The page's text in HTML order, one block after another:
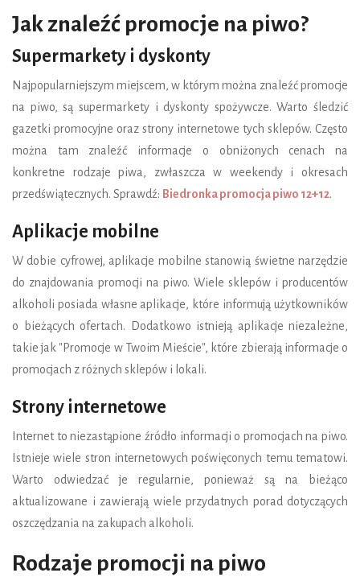
Jak znaleźć promocje na piwo?
Supermarkety i dyskonty
Najpopularniejszym miejscem, w którym można znaleźć promocje
na piwo, są supermarkety i dyskonty spożywcze. Warto śledzić
gazetki promocyjne oraz strony internetowe tych sklepów. Często
można tam znaleźć informacje o obniżonych cenach na
konkretne rodzaje piwa, zwłaszcza w weekendy i okresach
przedświątecznych. Sprawdź: Biedronka promocja piwo 12+12.
Aplikacje mobilne
W dobie cyfrowej, aplikacje mobilne stanowią świetne narzędzie
do znajdowania promocji na piwo. Wiele sklepów i producentów
alkoholi posiada własne aplikacje, które informują użytkowników
o bieżących ofertach. Dodatkowo istnieją aplikacje niezależne,
takie jak "Promocje w Twoim Mieście", które zbierają informacje o
promocjach z różnych sklepów i lokali.
Strony internetowe
Internet to niezastąpione źródło informacji o promocjach na piwo.
Istnieje wiele stron internetowych poświęconych temu tematowi.
Warto odwiedzać je regularnie, ponieważ są na bieżąco
aktualizowane i zawierają wiele przydatnych porad dotyczących
oszczędzania na zakupach alkoholi.
Rodzaje promocji na piwo